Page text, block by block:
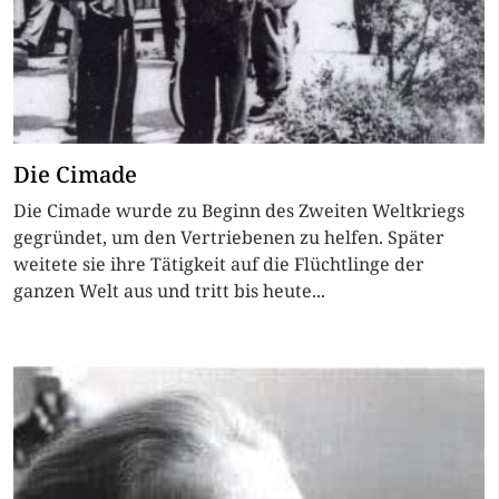
Die Cimade
Die Cimade wurde zu Beginn des Zweiten Weltkriegs
gegründet, um den Vertriebenen zu helfen. Später
weitete sie ihre Tätigkeit auf die Flüchtlinge der
ganzen Welt aus und tritt bis heute...